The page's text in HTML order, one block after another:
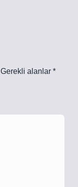
Gerekli alanlar *